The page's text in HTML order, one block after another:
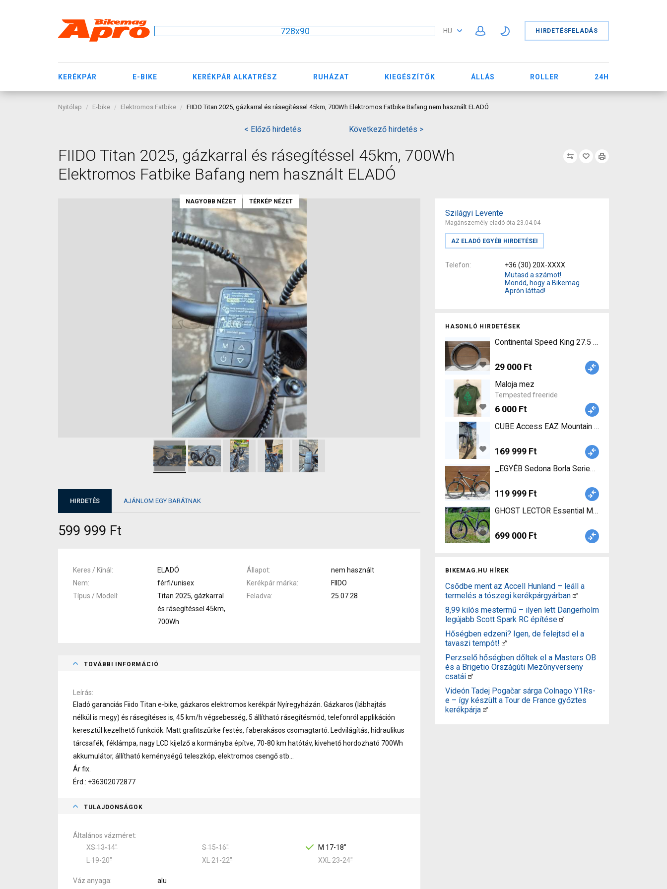
728x90 HU HIRDETÉSFELADÁS
KERÉKPÁR E-BIKE KERÉKPÁR ALKATRÉSZ RUHÁZAT KIEGÉSZÍTŐK ÁLLÁS ROLLER 24H
Nyitólap E-bike Elektromos Fatbike FIIDO Titan 2025, gázkarral és rásegítéssel 45km, 700Wh Elektromos Fatbike Bafang nem használt ELADÓ
< Előző hirdetés Következő hirdetés >
FIIDO Titan 2025, gázkarral és rásegítéssel 45km, 700Wh
Elektromos Fatbike Bafang nem használt ELADÓ
Szilágyi Levente
Magánszemély eladó óta 23.04.04
AZ ELADÓ EGYÉB HIRDETÉSEI
Telefon
+36 (30) 20X-XXXX
Mutasd a számot!
Mondd, hogy a Bikemag
Aprón láttad!
HASONLÓ HIRDETÉSEK
Continental Speed King 27.5 Continental Speed
29 000 Ft
Maloja mez
Tempested freeride
6 000 Ft
CUBE Access EAZ Mountain Bike 26" elöl
169 999 Ft
_EGYÉB Sedona Borla Series Mountain Bike
119 999 Ft
GHOST LECTOR Essential
699 000 Ft
BIKEMAG.HU HÍREK
Csődbe ment az Accell Hunland – leáll a
termelés a tószegi kerékpárgyárban
8,99 kilós mestermű – ilyen lett Dangerholm
legújabb Scott Spark RC építése
Hőségben edzeni? Igen, de felejtsd el a
tavaszi tempót!
Perzselő hőségben dőltek el a Masters OB
és a Brigetio Országúti Mezőnyverseny
csatái
Videón Tadej Pogačar sárga Colnago Y1Rs-
e – így készült a Tour de France győztes
kerékpárja
NAGYOBB NÉZET TÉRKÉP NÉZET
HIRDETÉS AJÁNLOM EGY BARÁTNAK
599 999 Ft
Keres / Kínál ELADÓ Állapot
nem használt
Nem
férfi/unisex Kerékpár márka
FIIDO
Típus / Modell
Titan 2025, gázkarral
és rásegítéssel 45km,
700Wh
Feladva 25.07.28
TOVÁBBI INFORMÁCIÓ
Leírás
Eladó garanciás Fiido Titan e-bike, gázkaros elektromos kerékpár Nyíregyházán. Gázkaros (lábhajtás
nélkül is megy) és rásegítéses is, 45 km/h végsebesség, 5 állítható rásegítésmód, telefonról applikáción
keresztül kezelhető funkciók. Matt grafitszürke festés, faberakásos csomagtartó. Ledvilágítás, hidraulikus
tárcsafék, féklámpa, nagy LCD kijelző a kormányba építve, 70-80 km hatótáv, kivehető hordozható 700Wh
akkumulátor, állítható keménységű teleszkóp, elektromos csengő stb...
Ár fix.
Érd.: +36302072877
TULAJDONSÁGOK
Általános vázméret
XS 13-14"
S 15-16"
M 17-18"
L 19-20"
XL 21-22" XXL 23-24"
Váz anyaga
alu